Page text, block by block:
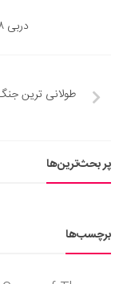
دربی ۸۸ – عشق و خشم به وقت تهران
طولانی ترین
پر بحث‌ترین‌ها
برچسب‌ها